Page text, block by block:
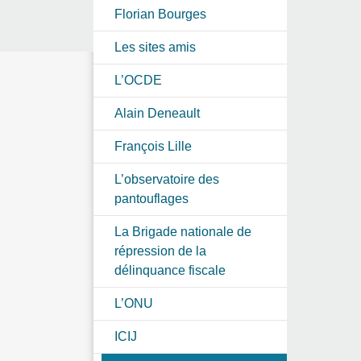
Florian Bourges
Les sites amis
L’OCDE
Alain Deneault
François Lille
L’observatoire des
pantouflages
La Brigade nationale de
répression de la
délinquance fiscale
L’ONU
ICIJ